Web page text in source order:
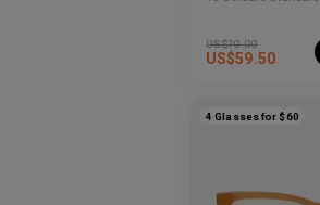
US$70.00
US$59.50
4 Glasses for $60